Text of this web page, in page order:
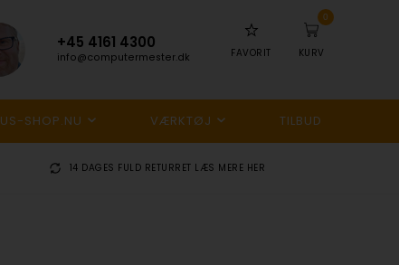
+45 4161 4300
info@computermester.dk FAVORIT
0
KURV
US-SHOP.NU VÆRKTØJ TILBUD
14 DAGES FULD RETURRET LÆS MERE HER